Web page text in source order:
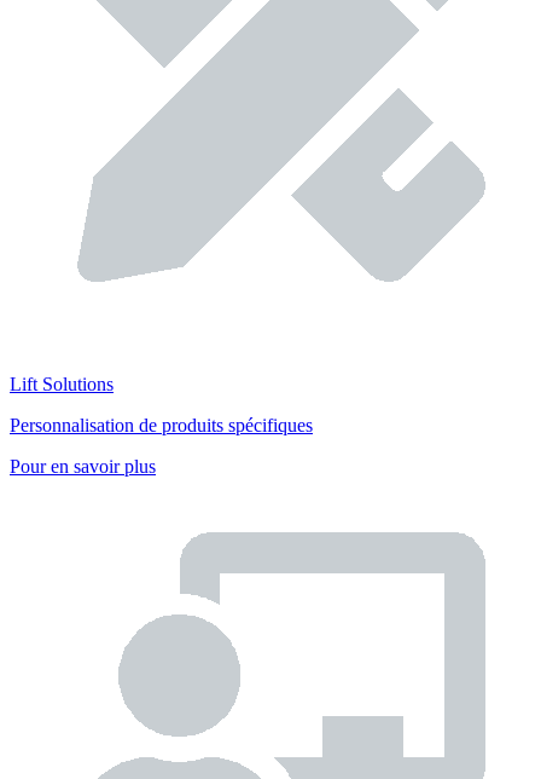
Lift Solutions
Personnalisation de produits spécifiques
Pour en savoir plus